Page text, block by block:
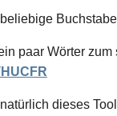
paar Wörter
dieses